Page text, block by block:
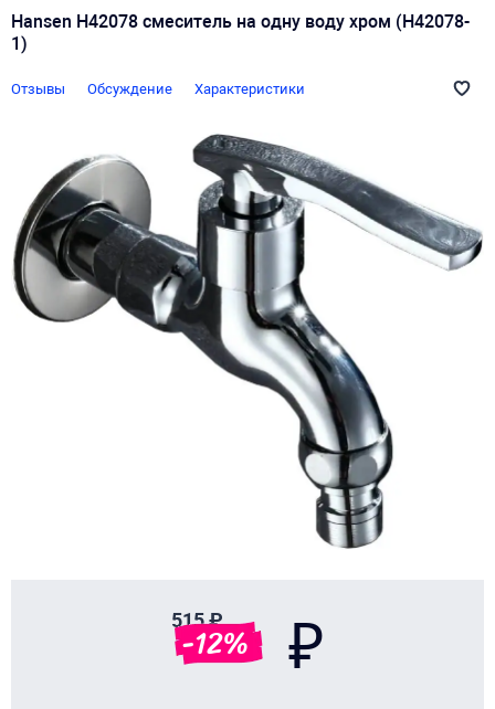
Hansen H42078 смеситель на одну воду хром (H42078-
1)
Отзывы Обсуждение Характеристики
515 ₽
-12% ₽